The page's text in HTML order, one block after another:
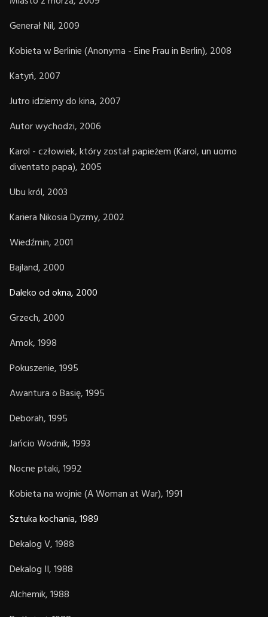
Generał Nil, 2009
Kobieta w Berlinie (Anonyma - Eine Frau in Berlin), 2008
Katyń, 2007
Jutro idziemy do kina, 2007
Autor wychodzi, 2006
Karol - człowiek, który został papieżem (Karol, un uomo
diventato papa), 2005
Ubu król, 2003
Kariera Nikosia Dyzmy, 2002
Wiedźmin, 2001
Bajland, 2000
Daleko od okna, 2000
Grzech, 2000
Amok, 1998
Pokuszenie, 1995
Awantura o Basię, 1995
Deborah, 1995
Jańcio Wodnik, 1993
Nocne ptaki, 1992
Kobieta na wojnie (A Woman at War), 1991
Sztuka kochania, 1989
Dekalog V, 1988
Dekalog II, 1988
Alchemik, 1988